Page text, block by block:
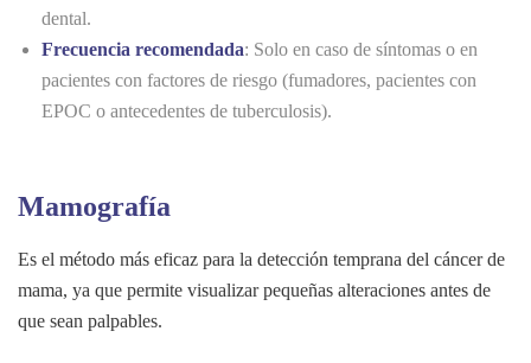
dental.
Frecuencia recomendada: Solo en caso de síntomas o en
pacientes con factores de riesgo (fumadores, pacientes con
EPOC o antecedentes de tuberculosis).
Mamografía
Es el método más eficaz para la detección temprana del cáncer de
mama, ya que permite visualizar pequeñas alteraciones antes de
que sean palpables.